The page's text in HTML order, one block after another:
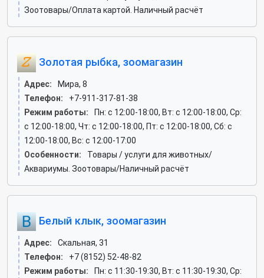
Зоотовары/Оплата картой. Наличный расчёт
Золотая рыбка, зоомагазин
Адрес:
Мира, 8
Телефон:
+7-911-317-81-38
Режим работы:
Пн: c 12:00-18:00, Вт: c 12:00-18:00, Ср:
c 12:00-18:00, Чт: c 12:00-18:00, Пт: c 12:00-18:00, Сб: c
12:00-18:00, Вс: c 12:00-17:00
Особенности:
Товары / услуги для животных/
Аквариумы. Зоотовары/Наличный расчёт
Белый клык, зоомагазин
Адрес:
Скальная, 31
Телефон:
+7 (8152) 52-48-82
Режим работы:
Пн: c 11:30-19:30, Вт: c 11:30-19:30, Ср: